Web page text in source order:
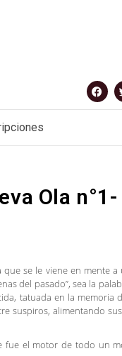
Ola
se le viene en mente
del pasado”, sea la
tatuada en la memoria
suspiros, alimentando
fue el motor de todo un